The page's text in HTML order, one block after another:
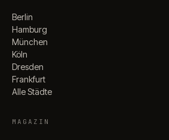
Berlin
Hamburg
München
Köln
Dresden
Frankfurt
Alle Städte
MAGAZIN